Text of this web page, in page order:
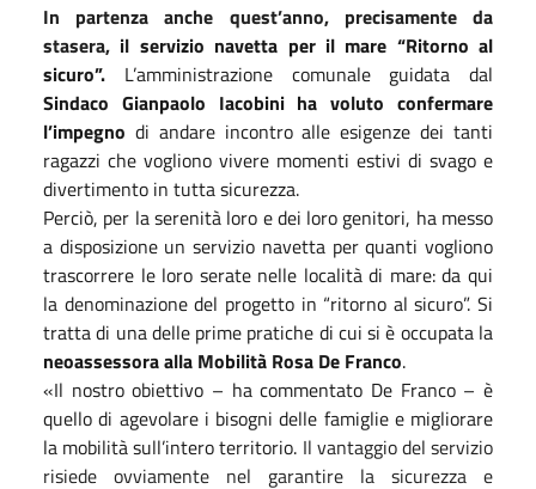
In partenza anche quest’anno, precisamente da
stasera, il servizio navetta per il mare “Ritorno al
sicuro”. L’amministrazione comunale guidata dal
Sindaco Gianpaolo Iacobini ha voluto confermare
l’impegno di andare incontro alle esigenze dei tanti
ragazzi che vogliono vivere momenti estivi di svago e
divertimento in tutta sicurezza.
Perciò, per la serenità loro e dei loro genitori, ha messo
a disposizione un servizio navetta per quanti vogliono
trascorrere le loro serate nelle località di mare: da qui
la denominazione del progetto in “ritorno al sicuro”. Si
tratta di una delle prime pratiche di cui si è occupata la
neoassessora alla Mobilità Rosa De Franco.
«Il nostro obiettivo – ha commentato De Franco – è
quello di agevolare i bisogni delle famiglie e migliorare
la mobilità sull’intero territorio. Il vantaggio del servizio
risiede ovviamente nel garantire la sicurezza e